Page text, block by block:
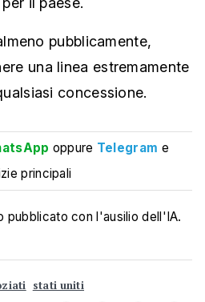
pubblicamente,
una linea estremamente
concessione.
oppure Telegram e
principali
con l'ausilio dell'IA.
stati uniti